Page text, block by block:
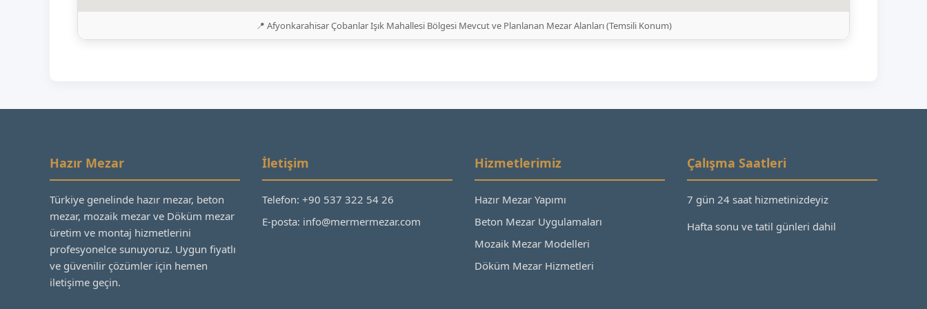
📍 Afyonkarahisar Çobanlar Işık Mahallesi Bölgesi Mevcut ve Planlanan Mezar Alanları (Temsili Konum)
Hazır Mezar
Türkiye genelinde hazır mezar, beton
mezar, mozaik mezar ve Döküm mezar
üretim ve montaj hizmetlerini
profesyonelce sunuyoruz. Uygun fiyatlı
ve güvenilir çözümler için hemen
iletişime geçin.
İletişim
Telefon: +90 537 322 54 26
E-posta: info@mermermezar.com
Hizmetlerimiz
Hazır Mezar Yapımı
Beton Mezar Uygulamaları
Mozaik Mezar Modelleri
Döküm Mezar Hizmetleri
Çalışma Saatleri
7 gün 24 saat hizmetinizdeyiz
Hafta sonu ve tatil günleri dahil